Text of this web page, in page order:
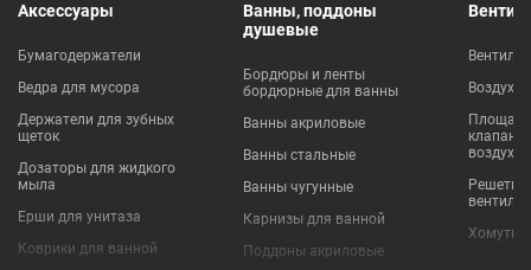
Аксессуары
Бумагодержатели
Ведра для мусора
Держатели для зубных
щеток
Дозаторы для жидкого
мыла
Ерши для унитаза
Коврики для ванной
Ванны, поддоны
душевые
Бордюры и ленты
бордюрные для ванны
Ванны акриловые
Ванны стальные
Ванны чугунные
Карнизы для ванной
Поддоны акриловые
клапаны
Решетки
Хомуты